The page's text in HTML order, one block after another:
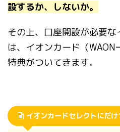
設するか、しないか。
その上、口座開設が必要
は、イオンカード（
特典がついてきます。
イオンカードセレクトにだ